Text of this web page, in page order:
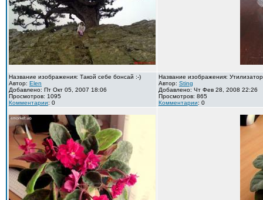
Название изображения: Такой себе бонсай :-)
Автор: Elen
Добавлено: Пт Окт 05, 2007 18:06
Просмотров: 1095
Комментарии: 0
Название изображения:
Автор: Sting
Добавлено: Чт Фев 28, 2008 22:26
Просмотров: 865
Комментарии: 0